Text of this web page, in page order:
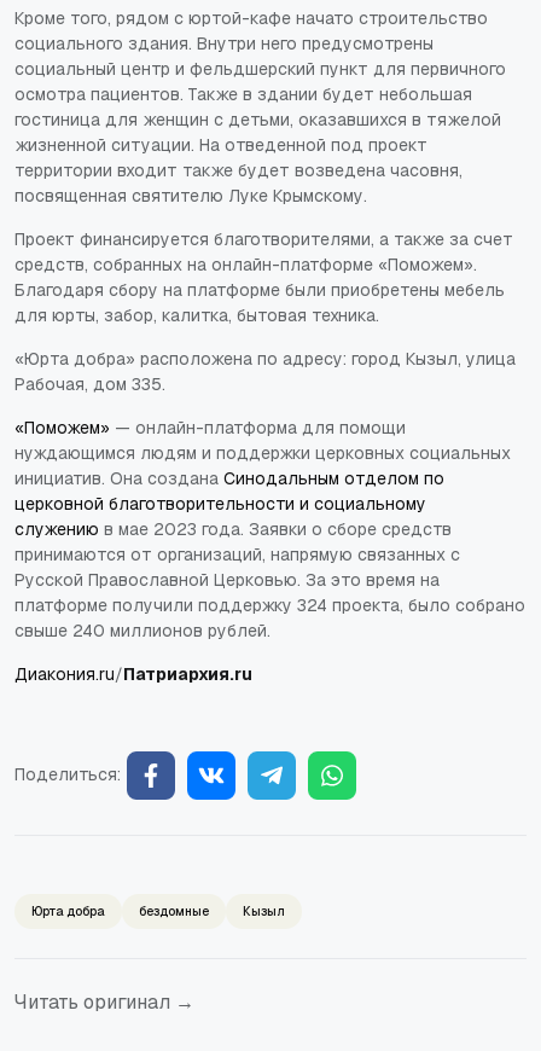
Кроме того, рядом с юртой-кафе начато строительство
социального здания. Внутри него предусмотрены
социальный центр и фельдшерский пункт для первичного
осмотра пациентов. Также в здании будет небольшая
гостиница для женщин с детьми, оказавшихся в тяжелой
жизненной ситуации. На отведенной под проект
территории входит также будет возведена часовня,
посвященная святителю Луке Крымскому.
Проект финансируется благотворителями, а также за счет
средств, собранных на онлайн-платформе «Поможем».
Благодаря сбору на платформе были приобретены мебель
для юрты, забор, калитка, бытовая техника.
«Юрта добра» расположена по адресу: город Кызыл, улица
Рабочая, дом 335.
«Поможем» — онлайн-платформа для помощи
нуждающимся людям и поддержки церковных социальных
инициатив. Она создана Синодальным отделом по
церковной благотворительности и социальному
служению в мае 2023 года. Заявки о сборе средств
принимаются от организаций, напрямую связанных с
Русской Православной Церковью. За это время на
платформе получили поддержку 324 проекта, было собрано
свыше 240 миллионов рублей.
Диакония.ru/Патриархия.ru
Поделиться:
Юрта добра бездомные Кызыл
Читать оригинал →